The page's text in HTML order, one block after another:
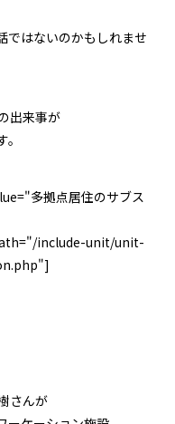
ではないのかもしれませ
出来事が
多拠点居住のサブス
include-unit/unit-
さんが